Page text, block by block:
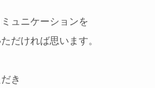
ュニケーションを
だければ思います。
き